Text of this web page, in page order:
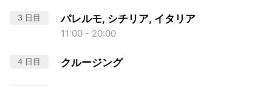
3 日目 パレルモ, シチリア, イタリア
11:00 - 20:00
4 日目 クルージング